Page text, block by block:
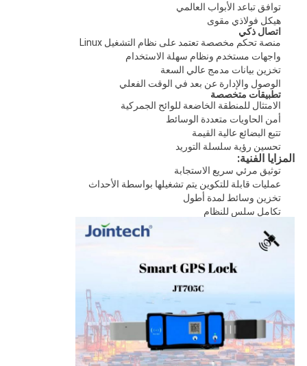
توافق تباعد الأبواب العالمي
هيكل فولاذي مقوى
اتصال ذكي
منصة تحكم مخصصة تعتمد على نظام التشغيل Linux
واجهات مستخدم ونظام سهلة الاستخدام
تخزين بيانات مدمج عالي السعة
الوصول والإدارة عن بعد في الوقت الفعلي
تطبيقات متخصصة
الامتثال للمنطقة الخاضعة للوائح الجمركية
أمن الحاويات متعددة الوسائط
تتبع البضائع عالية القيمة
تحسين رؤية سلسلة التوريد
المزايا الفنية:
توثيق مرئي سريع الاستجابة
عمليات قابلة للتكوين يتم تشغيلها بواسطة الأحداث
تخزين وسائط لمدة أطول
تكامل سلس للنظام